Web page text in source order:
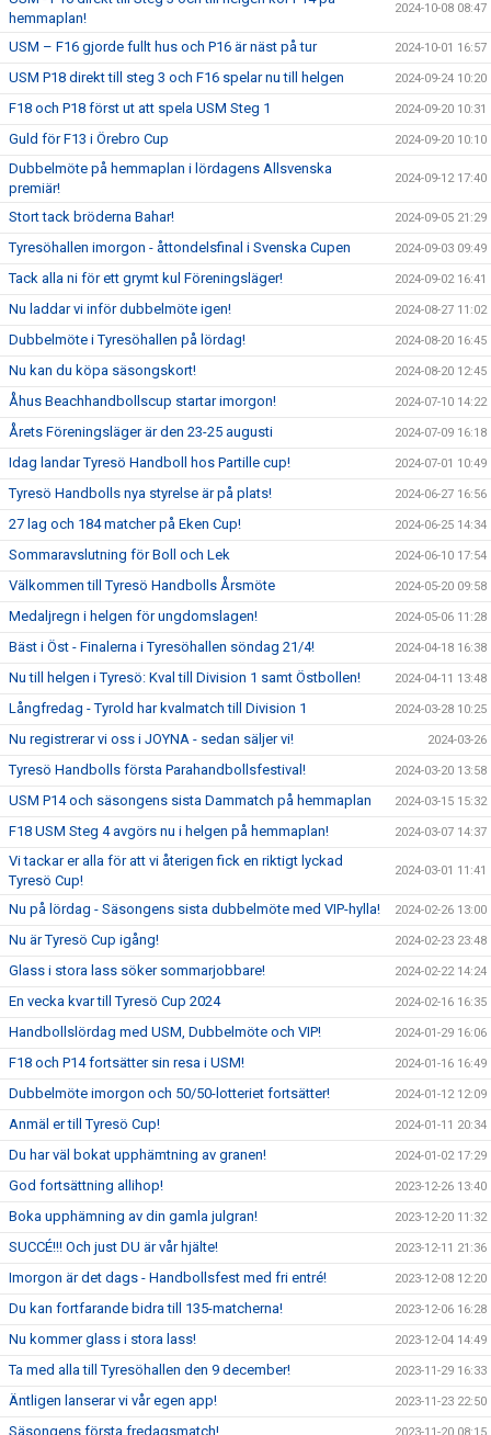
hemmaplan!
2024-10-08 08:47
USM – F16 gjorde fullt hus och P16 är näst på tur 2024-10-01 16:57
USM P18 direkt till steg 3 och F16 spelar nu till helgen 2024-09-24 10:20
F18 och P18 först ut att spela USM Steg 1 2024-09-20 10:31
Guld för F13 i Örebro Cup 2024-09-20 10:10
Dubbelmöte på hemmaplan i lördagens Allsvenska
premiär!
2024-09-12 17:40
Stort tack bröderna Bahar! 2024-09-05 21:29
Tyresöhallen imorgon - åttondelsfinal i Svenska Cupen 2024-09-03 09:49
Tack alla ni för ett grymt kul Föreningsläger! 2024-09-02 16:41
Nu laddar vi inför dubbelmöte igen! 2024-08-27 11:02
Dubbelmöte i Tyresöhallen på lördag! 2024-08-20 16:45
Nu kan du köpa säsongskort! 2024-08-20 12:45
Åhus Beachhandbollscup startar imorgon! 2024-07-10 14:22
Årets Föreningsläger är den 23-25 augusti 2024-07-09 16:18
Idag landar Tyresö Handboll hos Partille cup! 2024-07-01 10:49
Tyresö Handbolls nya styrelse är på plats! 2024-06-27 16:56
27 lag och 184 matcher på Eken Cup! 2024-06-25 14:34
Sommaravslutning för Boll och Lek 2024-06-10 17:54
Välkommen till Tyresö Handbolls Årsmöte 2024-05-20 09:58
Medaljregn i helgen för ungdomslagen! 2024-05-06 11:28
Bäst i Öst - Finalerna i Tyresöhallen söndag 21/4! 2024-04-18 16:38
Nu till helgen i Tyresö: Kval till Division 1 samt Östbollen! 2024-04-11 13:48
Långfredag - Tyrold har kvalmatch till Division 1 2024-03-28 10:25
Nu registrerar vi oss i JOYNA - sedan säljer vi! 2024-03-26
Tyresö Handbolls första Parahandbollsfestival! 2024-03-20 13:58
USM P14 och säsongens sista Dammatch på hemmaplan 2024-03-15 15:32
F18 USM Steg 4 avgörs nu i helgen på hemmaplan! 2024-03-07 14:37
Vi tackar er alla för att vi återigen fick en riktigt lyckad
Tyresö Cup!
2024-03-01 11:41
Nu på lördag - Säsongens sista dubbelmöte med VIP-hylla! 2024-02-26 13:00
Nu är Tyresö Cup igång! 2024-02-23 23:48
Glass i stora lass söker sommarjobbare! 2024-02-22 14:24
En vecka kvar till Tyresö Cup 2024 2024-02-16 16:35
Handbollslördag med USM, Dubbelmöte och VIP! 2024-01-29 16:06
F18 och P14 fortsätter sin resa i USM! 2024-01-16 16:49
Dubbelmöte imorgon och 50/50-lotteriet fortsätter! 2024-01-12 12:09
Anmäl er till Tyresö Cup! 2024-01-11 20:34
Du har väl bokat upphämtning av granen! 2024-01-02 17:29
God fortsättning allihop! 2023-12-26 13:40
Boka upphämning av din gamla julgran! 2023-12-20 11:32
SUCCÉ!!! Och just DU är vår hjälte! 2023-12-11 21:36
Imorgon är det dags - Handbollsfest med fri entré! 2023-12-08 12:20
Du kan fortfarande bidra till 135-matcherna! 2023-12-06 16:28
Nu kommer glass i stora lass! 2023-12-04 14:49
Ta med alla till Tyresöhallen den 9 december! 2023-11-29 16:33
Äntligen lanserar vi vår egen app! 2023-11-23 22:50
Säsongens första fredagsmatch!